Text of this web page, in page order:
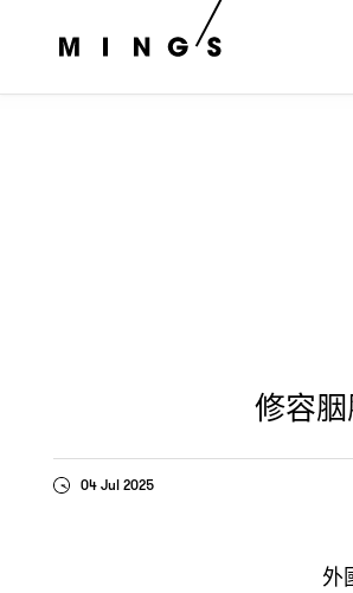
修容
04 Jul 2025
外
修容胭脂，CHANTECAILLE